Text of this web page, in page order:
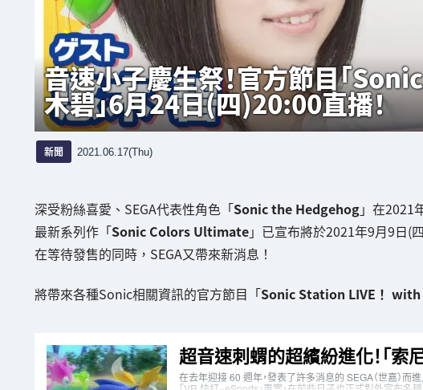
音速小子慶生祭！官方節目「
木碧」6月24日(四)20:00直播！
新聞 2021.06.17(Thu)
深受粉絲喜愛、SEGA代表性角色「Sonic the Hedgehog」在2021
最新系列作「Sonic Colors Ultimate」已宣布將於2021年9月9日(
在等待發售的同時，SEGA又帶來新消息！
將帶來各種Sonic相關資訊的官方節目「Sonic Station LIVE！ with